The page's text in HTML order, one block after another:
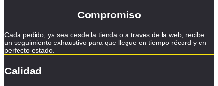
Compromiso
Cada pedido, ya sea desde la tienda o a través de la web, recibe
un seguimiento exhaustivo para que llegue en tiempo récord y en
perfecto estado.
Calidad